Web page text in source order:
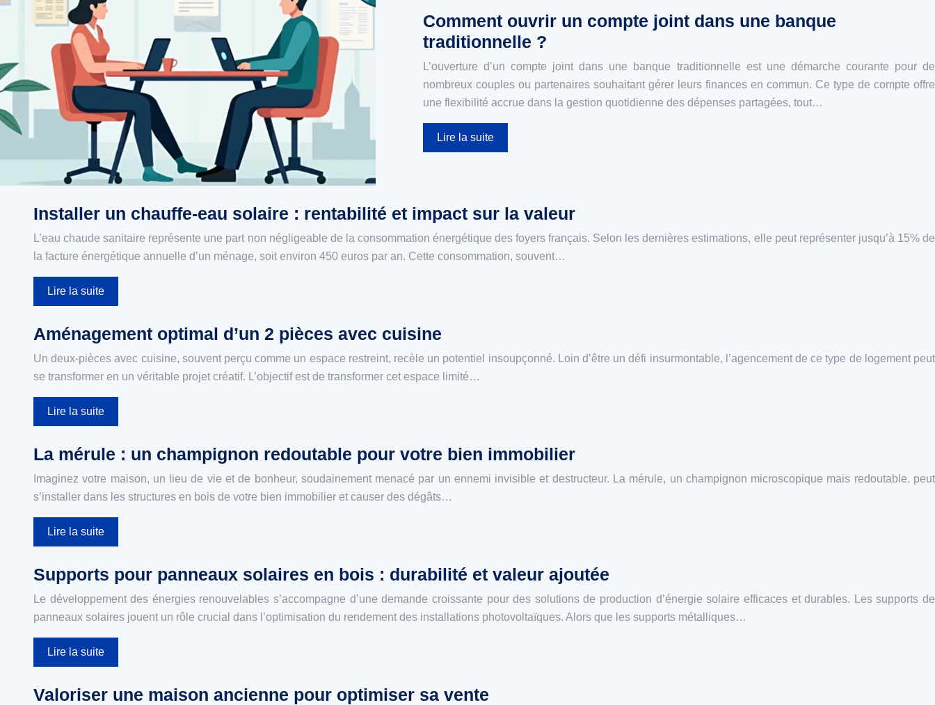
Comment ouvrir un compte joint dans une banque
traditionnelle ?
L’ouverture d’un compte joint dans une banque traditionnelle est une démarche courante pour de
nombreux couples ou partenaires souhaitant gérer leurs finances en commun. Ce type de compte offre
une flexibilité accrue dans la gestion quotidienne des dépenses partagées, tout…
Lire la suite
Installer un chauffe-eau solaire : rentabilité et impact sur la valeur
L’eau chaude sanitaire représente une part non négligeable de la consommation énergétique des foyers français. Selon les dernières estimations, elle peut représenter jusqu’à 15% de
la facture énergétique annuelle d’un ménage, soit environ 450 euros par an. Cette consommation, souvent…
Lire la suite
Aménagement optimal d’un 2 pièces avec cuisine
Un deux-pièces avec cuisine, souvent perçu comme un espace restreint, recèle un potentiel insoupçonné. Loin d’être un défi insurmontable, l’agencement de ce type de logement peut
se transformer en un véritable projet créatif. L’objectif est de transformer cet espace limité…
Lire la suite
La mérule : un champignon redoutable pour votre bien immobilier
Imaginez votre maison, un lieu de vie et de bonheur, soudainement menacé par un ennemi invisible et destructeur. La mérule, un champignon microscopique mais redoutable, peut
s’installer dans les structures en bois de votre bien immobilier et causer des dégâts…
Lire la suite
Supports pour panneaux solaires en bois : durabilité et valeur ajoutée
Le développement des énergies renouvelables s’accompagne d’une demande croissante pour des solutions de production d’énergie solaire efficaces et durables. Les supports de
panneaux solaires jouent un rôle crucial dans l’optimisation du rendement des installations photovoltaïques. Alors que les supports métalliques…
Lire la suite
Valoriser une maison ancienne pour optimiser sa vente